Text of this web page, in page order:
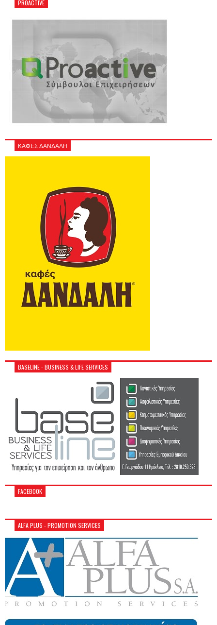
PROACTIVE
ΚΑΦΕΣ ΔΑΝΔΑΛΗ
BASELINE - BUSINESS & LIFE SERVICES
FACEBOOK
ALFA PLUS - PROMOTION SERVICES